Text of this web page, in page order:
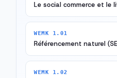
Le social commerce et le
WEMK 1.01
Référencement naturel
WEMK 1.02